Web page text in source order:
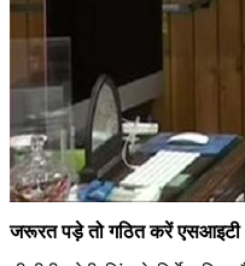
जरूरत पड़े तो गठित करें एसआइटी